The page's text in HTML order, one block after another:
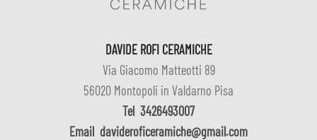
DAVIDE ROFI CERAMICHE
Via Giacomo Matteotti 89
56020 Montopoli in Valdarno Pisa
Tel 3426493007
Email davideroficeramiche@gmail.com